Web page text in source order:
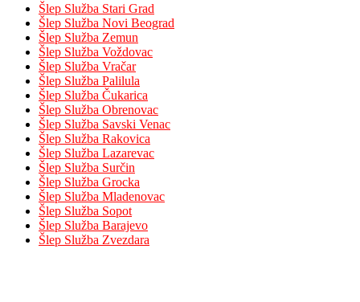
Šlep Služba Stari Grad
Šlep Služba Novi Beograd
Šlep Služba Zemun
Šlep Služba Voždovac
Šlep Služba Vračar
Šlep Služba Palilula
Šlep Služba Čukarica
Šlep Služba Obrenovac
Šlep Služba Savski Venac
Šlep Služba Rakovica
Šlep Služba Lazarevac
Šlep Služba Surčin
Šlep Služba Grocka
Šlep Služba Mladenovac
Šlep Služba Sopot
Šlep Služba Barajevo
Šlep Služba Zvezdara